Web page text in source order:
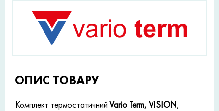
ОПИС ТОВАРУ
Комплект термостатичний Vario Term, VISION,